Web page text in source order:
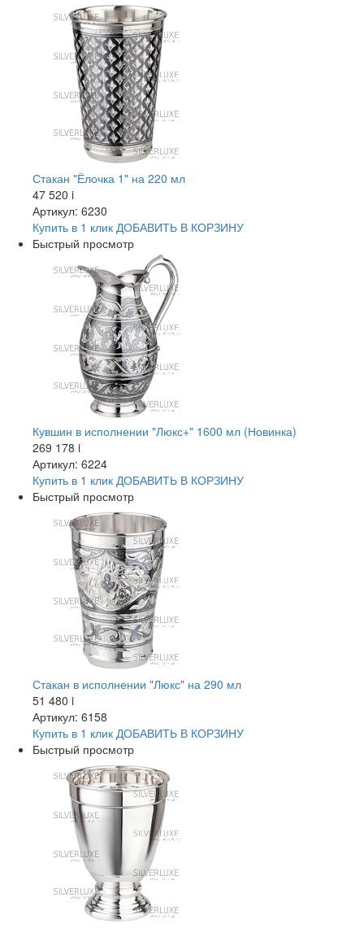
Стакан "Ёлочка 1" на 220 мл
47 520 i
Артикул: 6230
Купить в 1 клик ДОБАВИТЬ В КОРЗИНУ
Быстрый просмотр
Кувшин в исполнении "Люкс+" 1600 мл (Новинка)
269 178 i
Артикул: 6224
Купить в 1 клик ДОБАВИТЬ В КОРЗИНУ
Быстрый просмотр
Стакан в исполнении "Люкс" на 290 мл
51 480 i
Артикул: 6158
Купить в 1 клик ДОБАВИТЬ В КОРЗИНУ
Быстрый просмотр